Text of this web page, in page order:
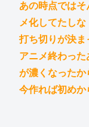
あの時点では
メ化してたしな
打ち切りが決
アニメ終わっ
が濃くなったか
今作れば初めか